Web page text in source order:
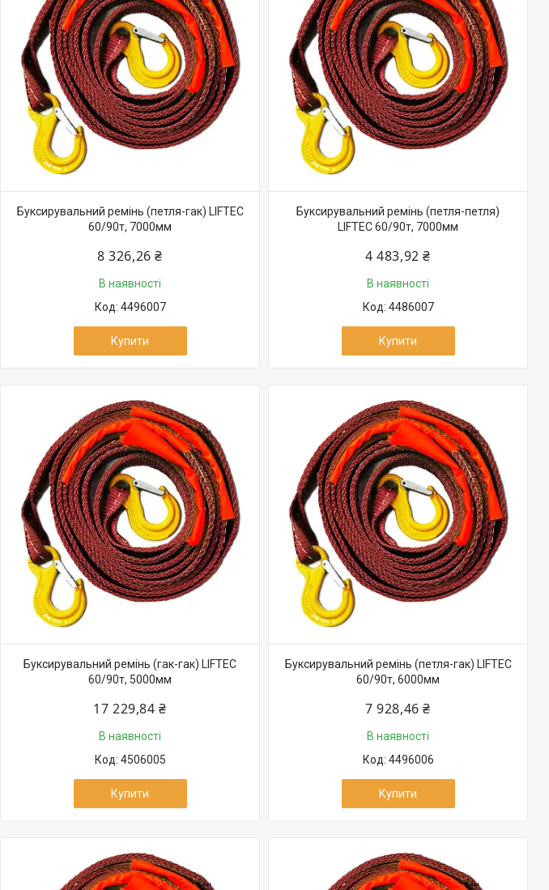
Буксирувальний ремінь (петля-гак) LIFTEC
60/90т, 7000мм
8 326,26 ₴
В наявності
4496007
Купити
Буксирувальний ремінь (петля-петля)
LIFTEC 60/90т, 7000мм
4 483,92 ₴
В наявності
4486007
Купити
Буксирувальний ремінь (гак-гак) LIFTEC
60/90т, 5000мм
17 229,84 ₴
В наявності
4506005
Купити
Буксирувальний ремінь (петля-гак) LIFTEC
60/90т, 6000мм
7 928,46 ₴
В наявності
4496006
Купити